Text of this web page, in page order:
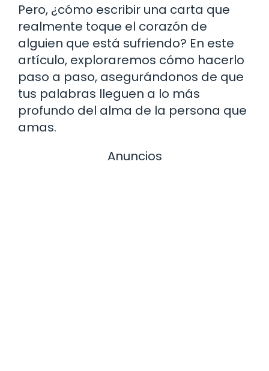
Pero, ¿cómo escribir una carta que
realmente toque el corazón de
alguien que está sufriendo? En este
artículo, exploraremos cómo hacerlo
paso a paso, asegurándonos de que
tus palabras lleguen a lo más
profundo del alma de la persona que
amas.
Anuncios